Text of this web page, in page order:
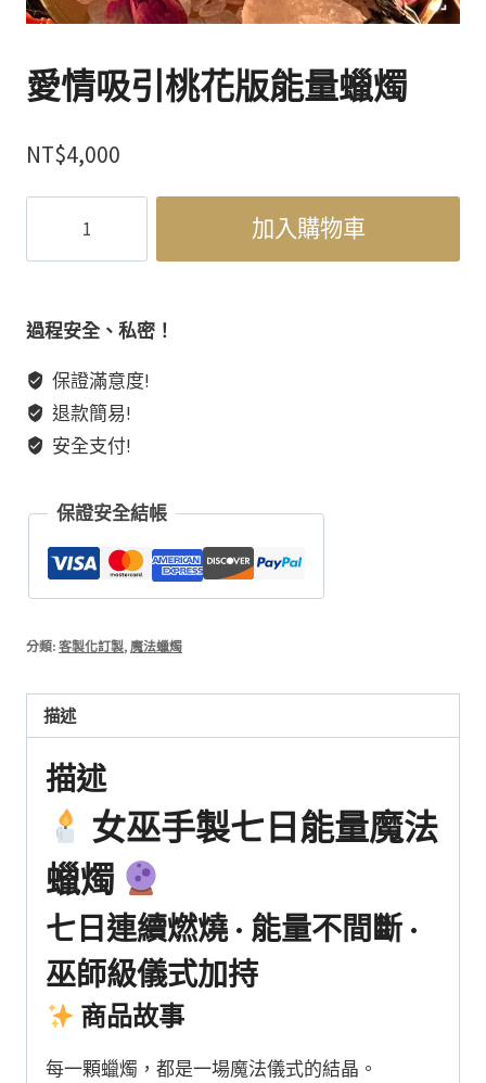
愛情吸引桃花版能量蠟燭
NT$4,000
吸
桃
版
能
量
加入購物車
過程安全、私密！
保證滿意度!
退款簡易!
安全支付!
保證安全結帳
分類: 客製化訂製, 魔法蠟燭
描述
描述
女巫手製七日能量魔法
蠟燭
七日連續燃燒 · 能量不間斷 ·
巫師級儀式加持
商品故事
每一顆蠟燭，都是一場魔法儀式的結晶。